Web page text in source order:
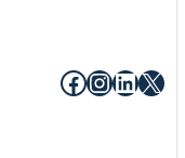
Facebook
X